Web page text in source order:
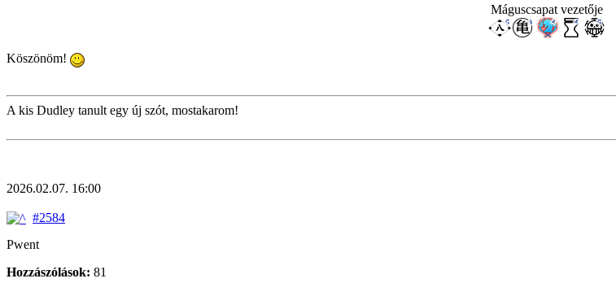
Máguscsapat vezetője
Köszönöm!
A kis Dudley tanult egy új szót, mostakarom!
2026.02.07. 16:00
#2584
Pwent
Hozzászólások: 81